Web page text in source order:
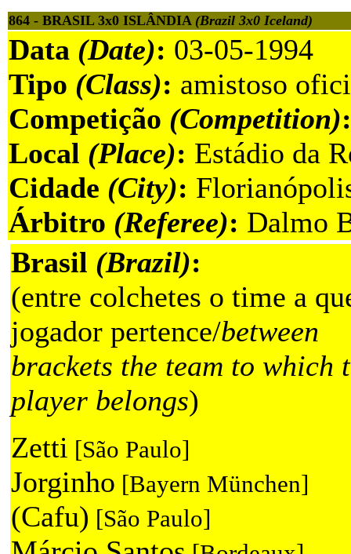
864 - BRASIL 3x0 ISLÂNDIA (Brazil 3x0 Iceland)
Data (Date): 03-05-1994
Tipo (Class): amistoso
Competição (Competition)
Local (Place): Estádio da
Cidade (City):
Árbitro (Referee): Dalmo
Brasil (Brazil):
(entre colchetes o time a
jogador pertence/between
brackets the team to which
player belongs)
Zetti [São Paulo]
Jorginho [Bayern München]
(Cafu) [São Paulo]